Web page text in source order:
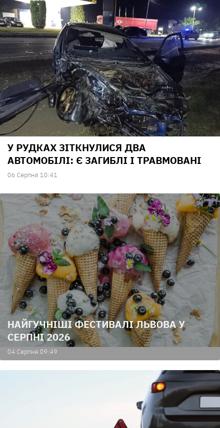
У РУДКАХ ЗІТКНУЛИСЯ ДВА
АВТОМОБІЛІ: Є ЗАГИБЛІ І ТРАВМОВАНІ
06 Серпня 10:41
НАЙГУЧНІШІ ФЕСТИВАЛІ ЛЬВОВА У
СЕРПНІ 2026
04 Серпня 09:49